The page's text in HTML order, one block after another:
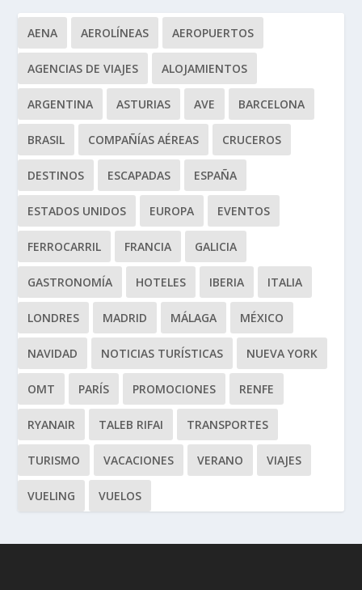
AENA AEROLÍNEAS AEROPUERTOS
AGENCIAS DE VIAJES ALOJAMIENTOS
ARGENTINA ASTURIAS AVE BARCELONA
BRASIL COMPAÑÍAS AÉREAS CRUCEROS
DESTINOS ESCAPADAS ESPAÑA
ESTADOS UNIDOS EUROPA EVENTOS
FERROCARRIL FRANCIA GALICIA
GASTRONOMÍA HOTELES IBERIA ITALIA
LONDRES MADRID MÁLAGA MÉXICO
NAVIDAD NOTICIAS TURÍSTICAS NUEVA YORK
OMT PARÍS PROMOCIONES RENFE
RYANAIR TALEB RIFAI TRANSPORTES
TURISMO VACACIONES VERANO VIAJES
VUELING VUELOS